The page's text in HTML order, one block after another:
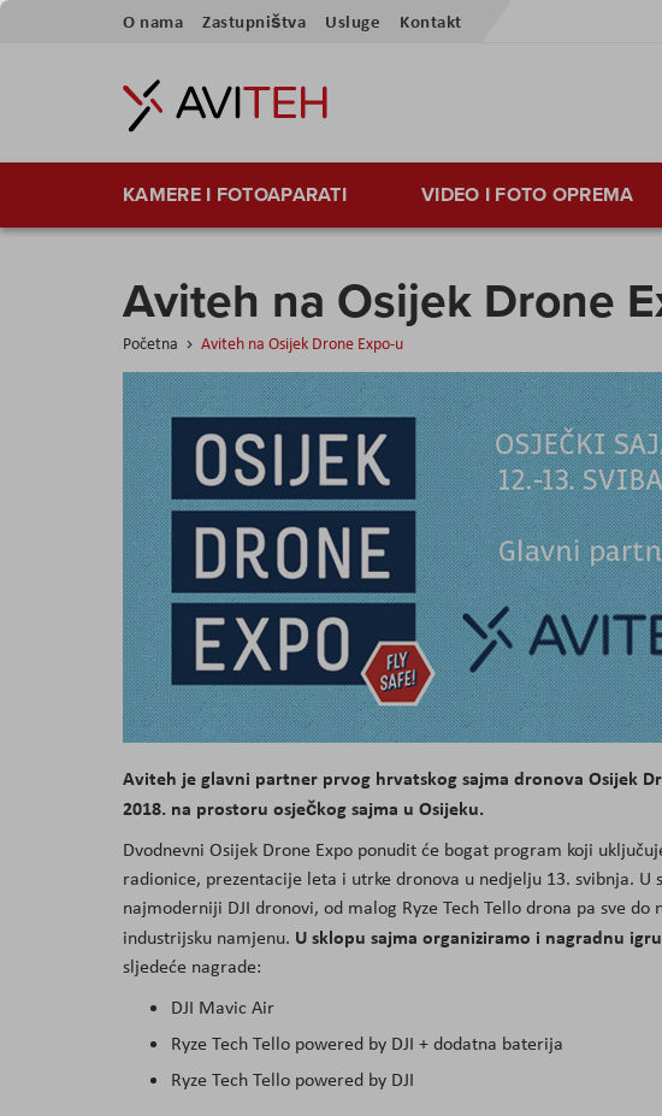
Preskoči
sadržaj
O nama Zastupništva Usluge Kontakt
KAMERE I FOTOAPARATI VIDEO I FOTO OPREMA
Aviteh na Osijek Drone
Početna Aviteh na Osijek Drone Expo-u
Aviteh je glavni partner prvog hrvatskog sajma dronova Osijek
2018. na prostoru osječkog sajma u Osijeku.
Dvodnevni Osijek Drone Expo ponudit će bogat program koji
radionice, prezentacije leta i utrke dronova u nedjelju 13. svibnja. U
najmoderniji DJI dronovi, od malog Ryze Tech Tello drona pa sve
industrijsku namjenu. U sklopu sajma organiziramo i nagradnu
sljedeće nagrade:
DJI Mavic Air
Ryze Tech Tello powered by DJI + dodatna baterija
Ryze Tech Tello powered by DJI